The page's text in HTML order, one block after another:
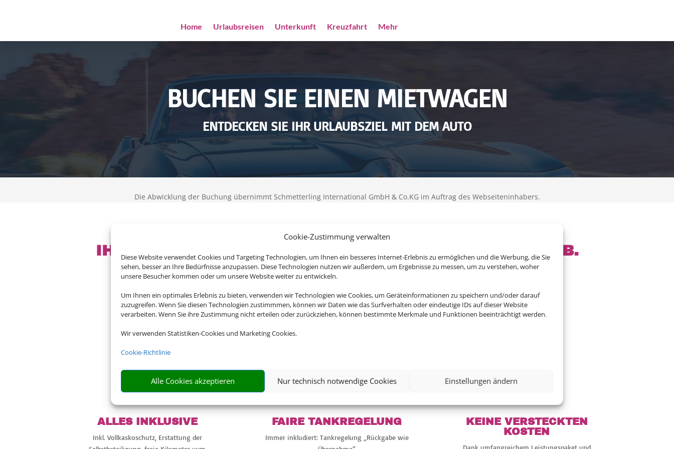
Cookie-Zustimmung verwalten
Diese Website verwendet Cookies und Targeting Technologien, um Ihnen ein besseres Internet-Erlebnis zu ermöglichen und die Werbung, die Sie
sehen, besser an Ihre Bedürfnisse anzupassen. Diese Technologien nutzen wir außerdem, um Ergebnisse zu messen, um zu verstehen, woher
unsere Besucher kommen oder um unsere Website weiter zu entwickeln.
Um Ihnen ein optimales Erlebnis zu bieten, verwenden wir Technologien wie Cookies, um Geräteinformationen zu speichern und/oder darauf
zuzugreifen. Wenn Sie diesen Technologien zustimmmen, können wir Daten wie das Surfverhalten oder eindeutige IDs auf dieser Website
verarbeiten. Wenn Sie ihre Zustimmung nicht erteilen oder zurückziehen, können bestimmte Merkmale und Funktionen beeinträchtigt werden.
Wir verwenden Statistiken-Cookies und Marketing Cookies.
Cookie-Richtlinie
Alle Cookies akzeptieren Nur technisch notwendige Cookies Einstellungen ändern
Home Urlaubsreisen Unterkunft Kreuzfahrt Mehr
BUCHEN SIE EINEN MIETWAGEN
ENTDECKEN SIE IHR URLAUBSZIEL MIT DEM AUTO
Die Abwicklung der Buchung übernimmt Schmetterling International GmbH & Co.KG im Auftrag des Webseiteninhabers.
IHR MIETWAGENEXPERTE FÜR DEN PERFEKTEN URLAUB.
Bei uns finden Sie Mietwagen für über 120 Länder und an mehr als 8.000 Stationen weltweit. Egal ob
Spanien, Italien, USA oder Neuseeland – wir haben für jedes Reiseziel das passende Mietwagen-

ALLES INKLUSIVE
Inkl. Vollkaskoschutz, Erstattung der

FAIRE TANKREGELUNG
Immer inkludiert: Tankregelung „Rückgabe wie

KEINE VERSTECKTEN
KOSTEN
Dank umfangreichem Leistungspaket und